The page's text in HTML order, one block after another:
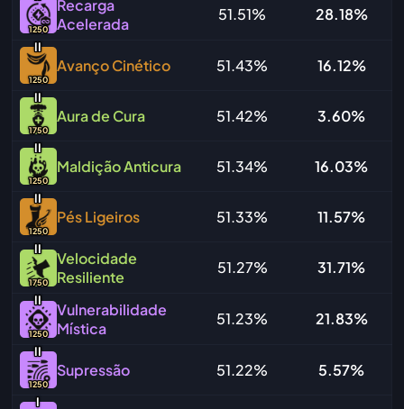
1250
Recarga
Acelerada
51.51% 28.18%
II
1250
Avanço Cinético 51.43% 16.12%
II
1750
Aura de Cura 51.42% 3.60%
II
1250
Maldição Anticura 51.34% 16.03%
II
1250
Pés Ligeiros 51.33% 11.57%
II
1750
Velocidade
Resiliente
51.27% 31.71%
II
1250
Vulnerabilidade
Mística
51.23% 21.83%
II
1250
Supressão 51.22% 5.57%
I